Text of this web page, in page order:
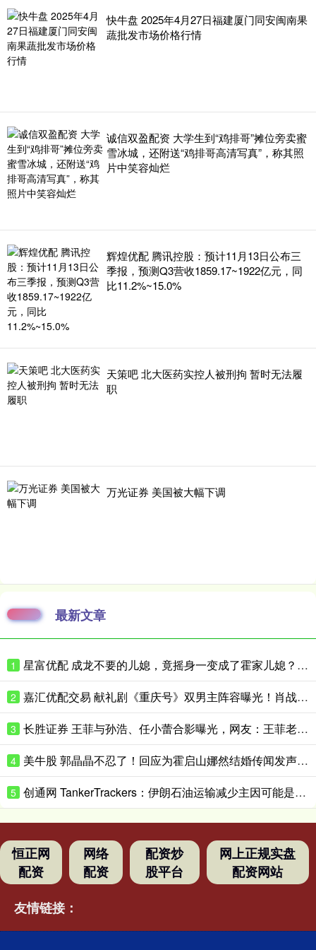
快牛盘 2025年4月27日福建厦门同安闽南果
蔬批发市场价格行情
诚信双盈配资 大学生到“鸡排哥”摊位旁卖蜜
雪冰城，还附送“鸡排哥高清写真”，称其照
片中笑容灿烂
辉煌优配 腾讯控股：预计11月13日公布三
季报，预测Q3营收1859.17~1922亿元，同
比11.2%~15.0%
天策吧 北大医药实控人被刑拘 暂时无法履
职
万光证券 美国被大幅下调
最新文章
1 星富优配 成龙不要的儿媳，竟摇身一变成了霍家儿媳？感到意外的何止他一人
2 嘉汇优配交易 献礼剧《重庆号》双男主阵容曝光！肖战无缝衔接进组，搭档老顶流
3 长胜证券 王菲与孙浩、任小蕾合影曝光，网友：王菲老了，眼角下垂皱纹明显
4 美牛股 郭晶晶不忍了！回应为霍启山娜然结婚传闻发声之事，我们都被骗了
5 创通网 TankerTrackers：伊朗石油运输减少主因可能是泄漏事故 而非美国封锁
恒正网
配资
网络
配资
配资炒
股平台
网上正规实盘
配资网站
友情链接：